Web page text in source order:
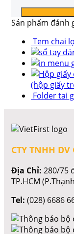
Sản phẩm đánh
Tem chai lọ
(hộp giấy
Folder tai
CTY TNHH DV
Địa Chỉ: 280/75
TP.HCM
Tel: (028) 6686